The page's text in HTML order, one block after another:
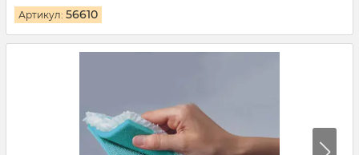
Артикул: 56610